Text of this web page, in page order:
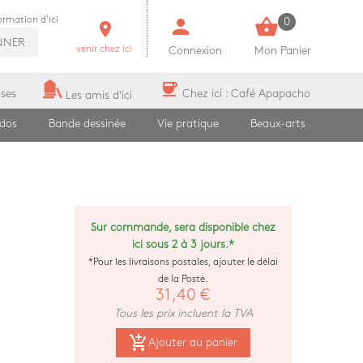
d'ici room
venir chez ici
person
Connexion
shopping_basket 0
Mon Panier
Les amis d'ici coffee Chez ici : Café Apapacho
Bande dessinée Vie pratique Beaux-arts
Sur commande, sera disponible chez
ici sous 2 à 3 jours.*
*Pour les livraisons postales, ajouter le délai
de la Poste.
31,40 €
Tous les prix incluent la TVA
add_shopping_cart Ajouter au panier